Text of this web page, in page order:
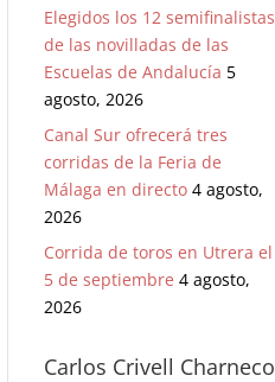
Elegidos los 12 semifinalistas
de las novilladas de las
Escuelas de Andalucía 5
agosto, 2026
Canal Sur ofrecerá tres
corridas de la Feria de
Málaga en directo 4 agosto,
2026
Corrida de toros en Utrera el
5 de septiembre 4 agosto,
2026
Carlos Crivell Charneco